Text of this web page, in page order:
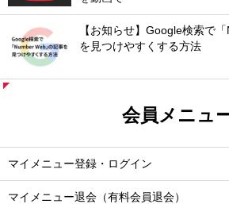
【お知らせ】Google検索で
を見つけやすくする方法
会員メニュ
マイメニュー登録・ログイン
マイメニュー退会（有料会員退会）